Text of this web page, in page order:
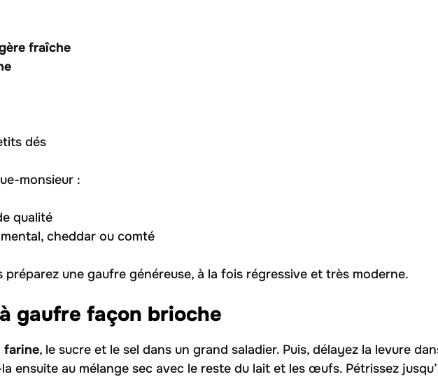
fraîche
dés
monsieur :
qualité
cheddar ou comté
préparez une gaufre généreuse, à la fois régressive et très moderne.
gaufre façon brioche
farine, le sucre et le sel dans un grand saladier. Puis, délayez la levure
ensuite au mélange sec avec le reste du lait et les œufs. Pétrissez